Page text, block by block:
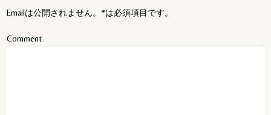
Emailは公開されません。*は必須項目です。
Comment